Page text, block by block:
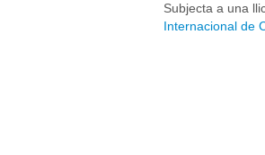
Subjecta a una
Internacional de